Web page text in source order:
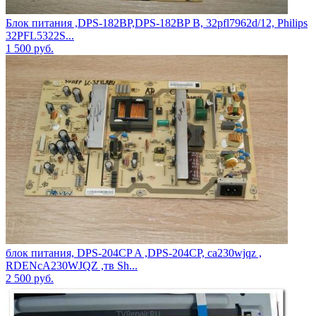
Блок питания ,DPS-182BP,DPS-182BP B, 32pfl7962d/12, Philips
32PFL5322S...
1 500 руб.
блок питания, DPS-204CP A ,DPS-204CP, ca230wjqz ,
RDENсA230WJQZ ,тв Sh...
2 500 руб.